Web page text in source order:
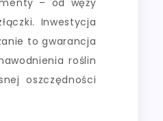
Inwestycja
to gwarancja
roślin
oszczędności